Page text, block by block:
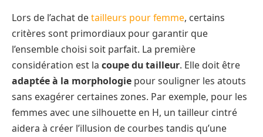
Lors de l’achat detailleurs pour femme, certains
critères sont primordiaux pour garantir que
l’ensemble choisi soit parfait. La première
considération est la coupe du tailleur. Elle doit être
adaptée à la morphologie pour souligner les atouts
sans exagérer certaines zones. Par exemple, pour les
femmes avec une silhouette en H, un tailleur cintré
aidera à créer l’illusion de courbes tandis qu’une